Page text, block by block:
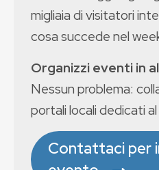
migliaia di visitatori
cosa succede nel
Organizzi eventi in
Nessun problema:
portali locali dedicati
Contattaci per